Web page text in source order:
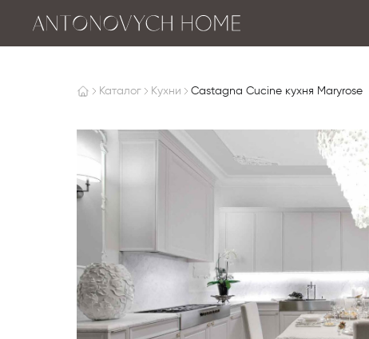
Каталог Кухни Castagna Cucine кухня Maryrose